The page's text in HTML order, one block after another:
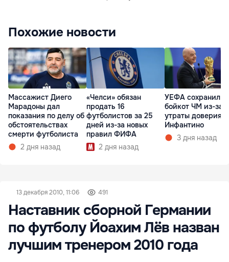
Похожие новости
Массажист Диего
Марадоны дал
показания по делу об
обстоятельствах
смерти футболиста
2 дня назад
«Челси» обязан
продать 16
футболистов за 25
дней из-за новых
правил ФИФА
2 дня назад
УЕФА сохранил
бойкот ЧМ из-за
утраты доверия к
Инфантино
3 дня назад
13 декабря 2010, 11:06 491
Наставник сборной Германии
по футболу Йоахим Лёв назван
лучшим тренером 2010 года